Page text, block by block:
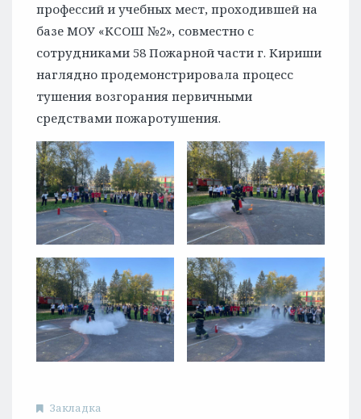
профессий и учебных мест, проходившей на
базе МОУ «КСОШ №2», совместно с
сотрудниками 58 Пожарной части г. Кириши
наглядно продемонстрировала процесс
тушения возгорания первичными
средствами пожаротушения.
Закладка